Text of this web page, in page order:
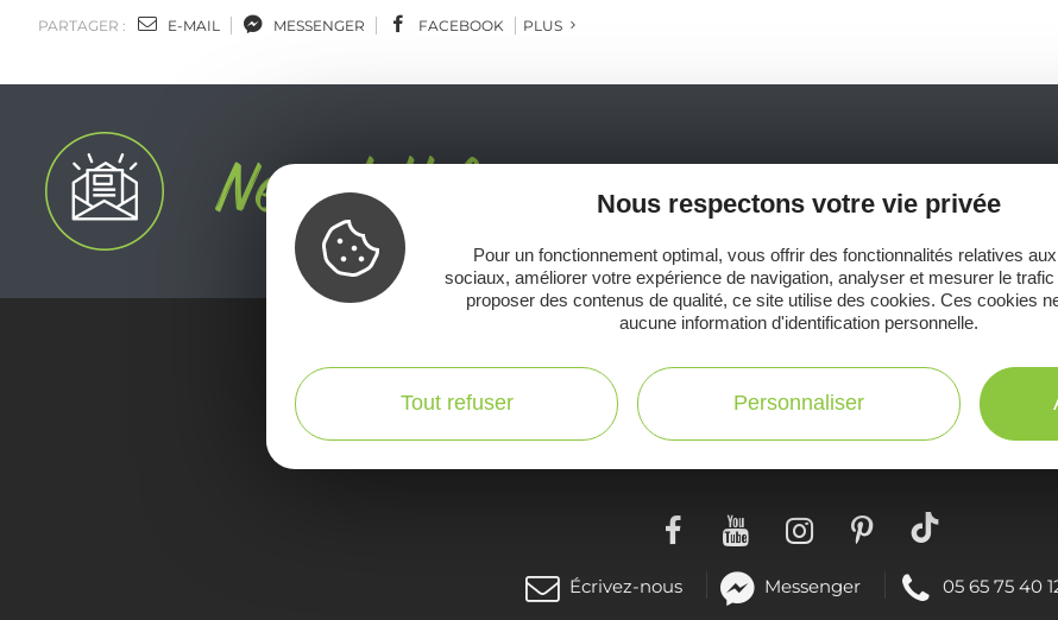
PARTAGER : E-MAIL MESSENGER FACEBOOK PLUS
inspirer pour profiter pleinement de votre
pratiques
Écrivez-nous Messenger(nouvelle
fenêtre)
Téléphoner
05 65 75 40
Nous respectons votre vie privée
Pour un fonctionnement optimal, vous offrir des fonctionnalités relatives
sociaux, améliorer votre expérience de navigation, analyser et mesurer le
proposer des contenus de qualité, ce site utilise des cookies. Ces cookies
aucune information d'identification personnelle.
Tout refuser Personnaliser